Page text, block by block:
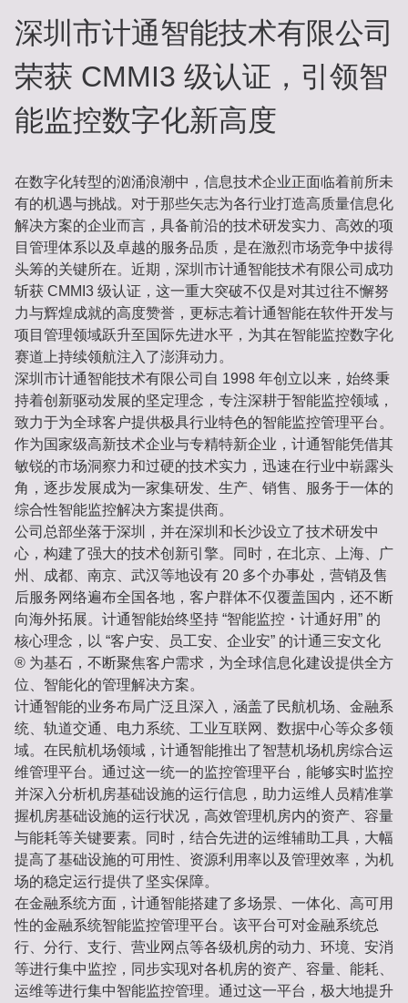
深圳市计通智能技术有限公司
荣获 CMMI3 级认证，引领智
能监控数字化新高度
在数字化转型的汹涌浪潮中，信息技术企业正面临着前所未
有的机遇与挑战。对于那些矢志为各行业打造高质量信息化
解决方案的企业而言，具备前沿的技术研发实力、高效的项
目管理体系以及卓越的服务品质，是在激烈市场竞争中拔得
头筹的关键所在。近期，深圳市计通智能技术有限公司成功
斩获 CMMI3 级认证，这一重大突破不仅是对其过往不懈努
力与辉煌成就的高度赞誉，更标志着计通智能在软件开发与
项目管理领域跃升至国际先进水平，为其在智能监控数字化
赛道上持续领航注入了澎湃动力。
深圳市计通智能技术有限公司自 1998 年创立以来，始终秉
持着创新驱动发展的坚定理念，专注深耕于智能监控领域，
致力于为全球客户提供极具行业特色的智能监控管理平台。
作为国家级高新技术企业与专精特新企业，计通智能凭借其
敏锐的市场洞察力和过硬的技术实力，迅速在行业中崭露头
角，逐步发展成为一家集研发、生产、销售、服务于一体的
综合性智能监控解决方案提供商。
公司总部坐落于深圳，并在深圳和长沙设立了技术研发中
心，构建了强大的技术创新引擎。同时，在北京、上海、广
州、成都、南京、武汉等地设有 20 多个办事处，营销及售
后服务网络遍布全国各地，客户群体不仅覆盖国内，还不断
向海外拓展。计通智能始终坚持 “智能监控・计通好用” 的
核心理念，以 “客户安、员工安、企业安” 的计通三安文化
® 为基石，不断聚焦客户需求，为全球信息化建设提供全方
位、智能化的管理解决方案。
计通智能的业务布局广泛且深入，涵盖了民航机场、金融系
统、轨道交通、电力系统、工业互联网、数据中心等众多领
域。在民航机场领域，计通智能推出了智慧机场机房综合运
维管理平台。通过这一统一的监控管理平台，能够实时监控
并深入分析机房基础设施的运行信息，助力运维人员精准掌
握机房基础设施的运行状况，高效管理机房内的资产、容量
与能耗等关键要素。同时，结合先进的运维辅助工具，大幅
提高了基础设施的可用性、资源利用率以及管理效率，为机
场的稳定运行提供了坚实保障。
在金融系统方面，计通智能搭建了多场景、一体化、高可用
性的金融系统智能监控管理平台。该平台可对金融系统总
行、分行、支行、营业网点等各级机房的动力、环境、安消
等进行集中监控，同步实现对各机房的资产、容量、能耗、
运维等进行集中智能监控管理。通过这一平台，极大地提升